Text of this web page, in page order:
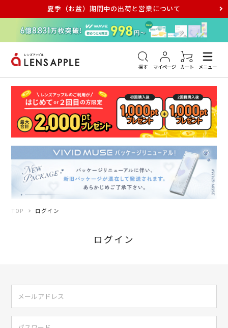
夏季（お盆）期間中の出荷と営業について
探す マイページ カート メニュー
アキュビュー メダリスト メガネ
TOP ログイン
ログイン